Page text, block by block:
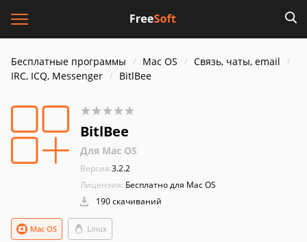
Бесплатные программы Mac OS
Связь, чаты, email
IRC, ICQ, Messenger
BitlBee
BitlBee
Для Mac OS
Версия:3.2.2
Лицензия: Бесплатно для Mac OS
190 скачиваний
Linux
Mac OS